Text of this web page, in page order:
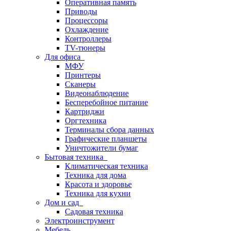
Оперативная память
Приводы
Процессоры
Охлаждение
Контроллеры
TV-тюнеры
Для офиса
МФУ
Принтеры
Сканеры
Видеонаблюдение
Бесперебойное питание
Картриджи
Оргтехника
Терминалы сбора данных
Графические планшеты
Уничтожители бумаг
Бытовая техника
Климатическая техника
Техника для дома
Красота и здоровье
Техника для кухни
Дом и сад
Садовая техника
Электроинструмент